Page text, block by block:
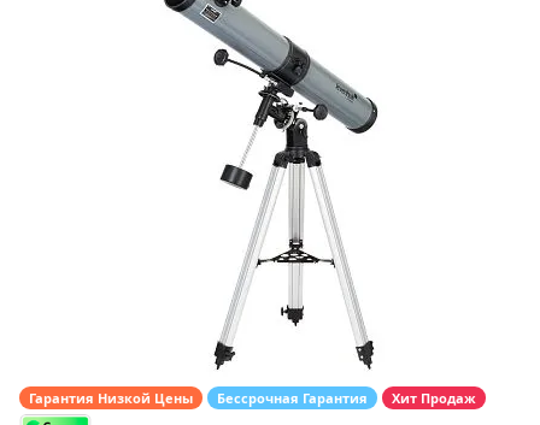
Гарантия Низкой Цены Бессрочная Гарантия Хит Продаж